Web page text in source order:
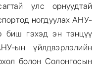
улс орнуудтай
ногдуулах АНУ-
биш гэхэд эн тэнцүү
ын үйлдвэрлэлийн
болон Солонгосын